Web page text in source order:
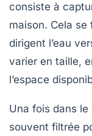
consiste à
maison. Cela
dirigent l’eau
varier en taille,
l’espace
Una fois dans le
souvent filtrée